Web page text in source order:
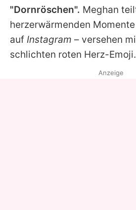
"Dornröschen". Meghan
herzerwärmenden
auf Instagram – versehen
schlichten roten Herz-Emoji.
Anzeige